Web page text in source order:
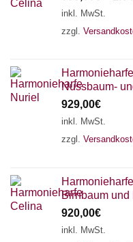
inkl. MwSt.
zzgl.
Nussbaum-
929,00€
inkl. MwSt.
zzgl.
Birnbaum und
920,00€
inkl. MwSt.